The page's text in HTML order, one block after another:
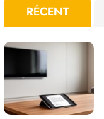
RÉCENT